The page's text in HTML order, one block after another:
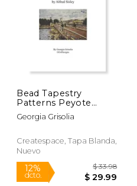
dcto. $
Bead Tapestry
Patterns Peyote
Painting by Alfred
Sisley
Georgia Grisolia
Createspace, Tapa Blanda,
Nuevo